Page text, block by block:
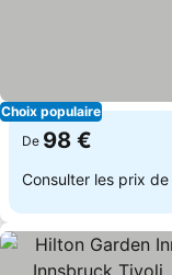
Choix populaire
De 98 €
Consulter les prix de